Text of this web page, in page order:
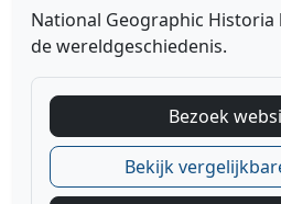
National Geographic
de wereldgeschiedenis.
Bezoek
Bekijk